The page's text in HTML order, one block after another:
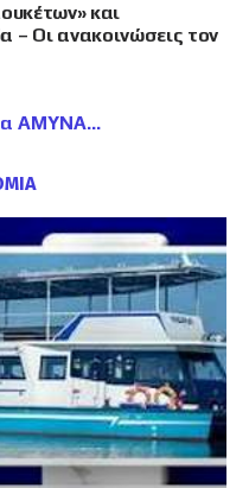
και
– Οι ανακοινώσεις τον
ΑΜΥΝΑ